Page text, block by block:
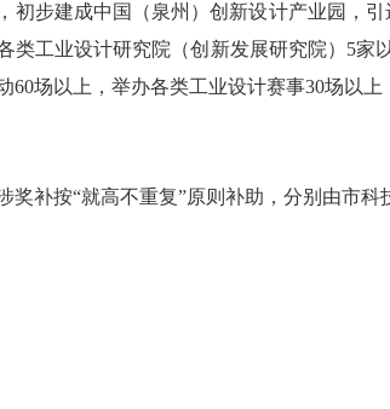
步建成中国（泉州）创新设计产业园，引
类工业设计研究院（创新发展研究院）5
60场以上，举办各类工业设计赛事30场以上
按“就高不重复”原则补助，分别由市科